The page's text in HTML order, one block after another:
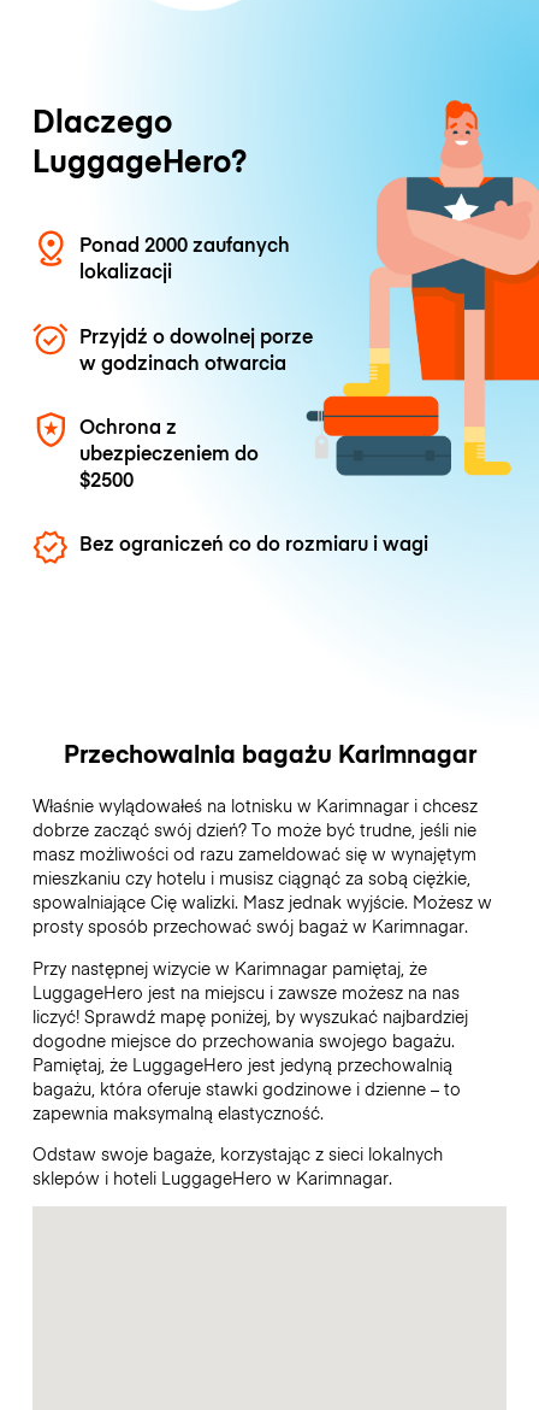
Dlaczego
LuggageHero?
Ponad 2000 zaufanych
lokalizacji
Przyjdź o dowolnej porze
w godzinach otwarcia
Ochrona z
ubezpieczeniem do
$2500
Bez ograniczeń co do rozmiaru i wagi
Przechowalnia bagażu Karimnagar
Właśnie wylądowałeś na lotnisku w Karimnagar i chcesz
dobrze zacząć swój dzień? To może być trudne, jeśli nie
masz możliwości od razu zameldować się w wynajętym
mieszkaniu czy hotelu i musisz ciągnąć za sobą ciężkie,
spowalniające Cię walizki. Masz jednak wyjście. Możesz w
prosty sposób przechować swój bagaż w Karimnagar.
Przy następnej wizycie w Karimnagar pamiętaj, że
LuggageHero jest na miejscu i zawsze możesz na nas
liczyć! Sprawdź mapę poniżej, by wyszukać najbardziej
dogodne miejsce do przechowania swojego bagażu.
Pamiętaj, że LuggageHero jest jedyną przechowalnią
bagażu, która oferuje stawki godzinowe i dzienne – to
zapewnia maksymalną elastyczność.
Odstaw swoje bagaże, korzystając z sieci lokalnych
sklepów i hoteli LuggageHero w Karimnagar.